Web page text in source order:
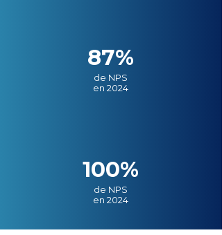
87%
de NPS
en 2024
100%
de NPS
en 2024